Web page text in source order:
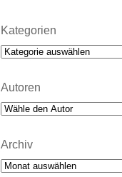
Kategorien
Kategorien
Autoren
Archiv
Archiv